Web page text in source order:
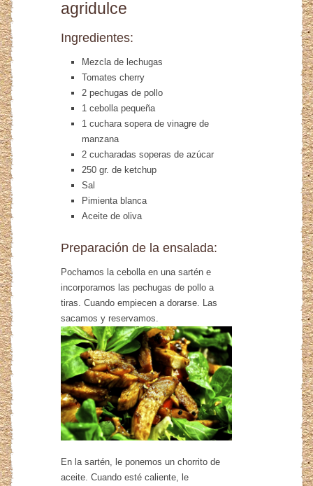
agridulce
Ingredientes:
Mezcla de lechugas
Tomates cherry
2 pechugas de pollo
1 cebolla pequeña
1 cuchara sopera de vinagre de
manzana
2 cucharadas soperas de azúcar
250 gr. de ketchup
Sal
Pimienta blanca
Aceite de oliva
Preparación de la ensalada:
Pochamos la cebolla en una sartén e
incorporamos las pechugas de pollo a
tiras. Cuando empiecen a dorarse. Las
sacamos yreservamos.
En la sartén, le ponemos un chorrito de
aceite. Cuando esté caliente, le